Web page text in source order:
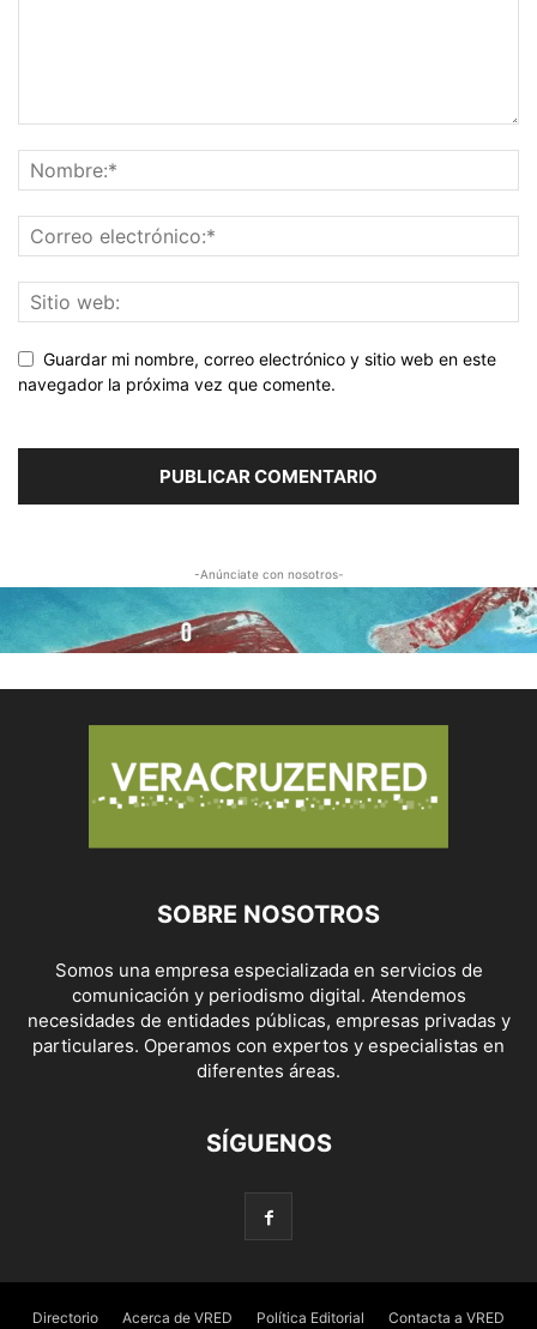
Guardar mi nombre, correo electrónico y sitio web en este
navegador la próxima vez que comente.
-Anúnciate con nosotros-
SOBRE NOSOTROS
Somos una empresa especializada en servicios de
comunicación y periodismo digital. Atendemos
necesidades de entidades públicas, empresas privadas y
particulares. Operamos con expertos y especialistas en
diferentes áreas.
SÍGUENOS
Directorio Acerca de VRED Política Editorial Contacta a VRED